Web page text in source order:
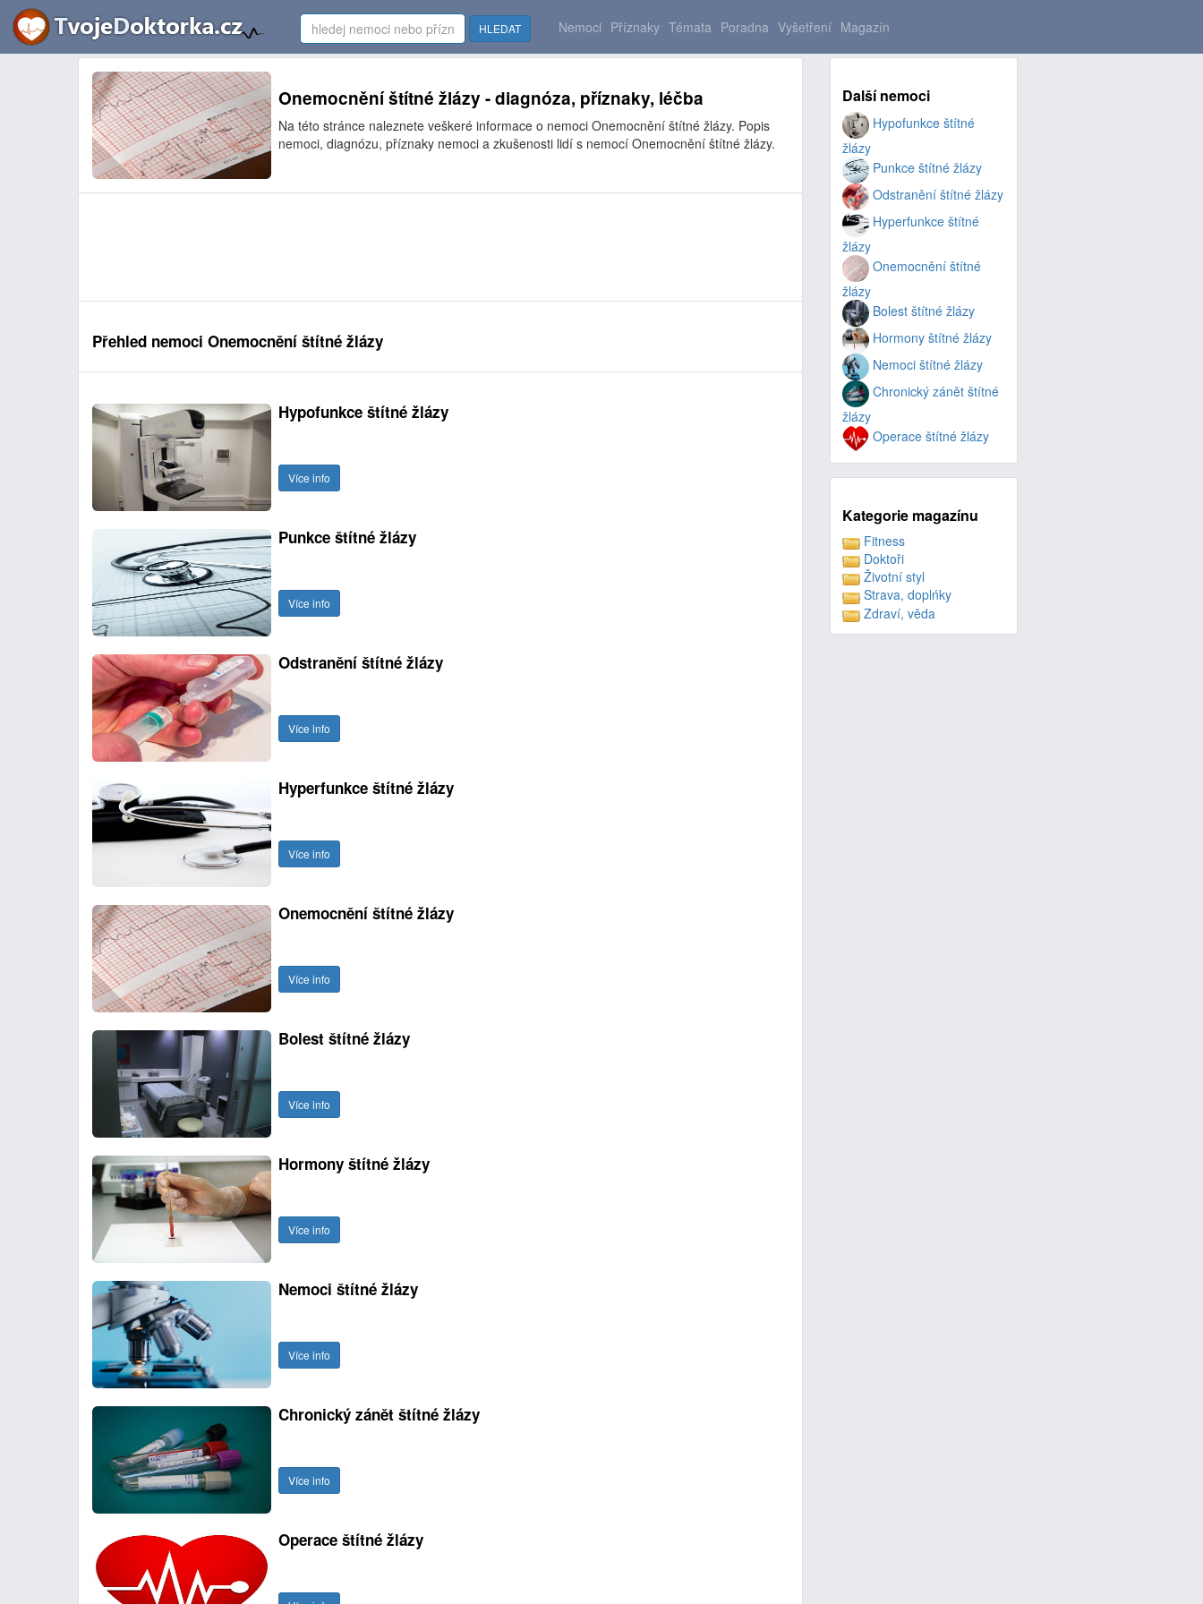
HLEDAT Nemoci Příznaky Témata Poradna Vyšetření Magazín
Onemocnění štítné žlázy - diagnóza, příznaky, léčba
Na této stránce naleznete veškeré informace o nemoci Onemocnění štítné žlázy. Popis
nemoci, diagnózu, příznaky nemoci a zkušenosti lidí s nemocí Onemocnění štítné žlázy.
Přehled nemoci Onemocnění štítné žlázy
Hypofunkce štítné žlázy
Více info
Punkce štítné žlázy
Více info
Odstranění štítné žlázy
Více info
Hyperfunkce štítné žlázy
Více info
Onemocnění štítné žlázy
Více info
Bolest štítné žlázy
Více info
Hormony štítné žlázy
Více info
Nemoci štítné žlázy
Více info
Chronický zánět štítné žlázy
Více info
Operace štítné žlázy
Další nemoci
Hypofunkce štítné
žlázy
Punkce štítné žlázy
Odstranění štítné žlázy
Hyperfunkce štítné
žlázy
Onemocnění štítné
žlázy
Bolest štítné žlázy
Hormony štítné žlázy
Nemoci štítné žlázy
Chronický zánět štítné
žlázy
Operace štítné žlázy
Kategorie magazínu
Fitness
Doktoři
Životní styl
Strava, doplńky
Zdraví, věda